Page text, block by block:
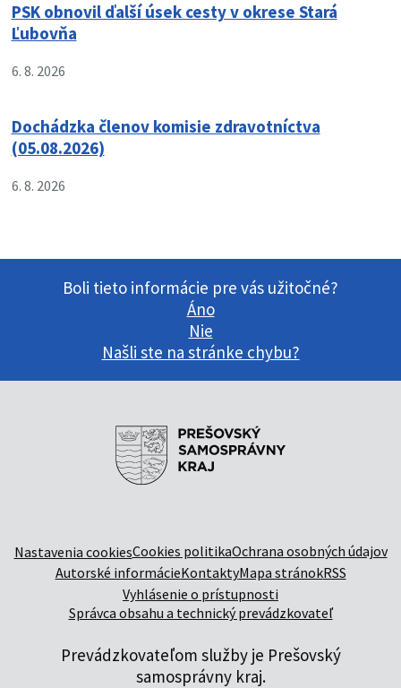
PSK obnovil ďalší úsek cesty v okrese Stará
Ľubovňa
6. 8. 2026
Dochádzka členov komisie zdravotníctva
(05.08.2026)
6. 8. 2026
Boli tieto informácie pre vás užitočné?
Áno
Nie
Našli ste na stránke chybu?
Nastavenia cookiesCookies politikaOchrana osobných údajov
Autorské informácieKontaktyMapa stránokRSS
Vyhlásenie o prístupnosti
Správca obsahu a technický prevádzkovateľ
Prevádzkovateľom služby je Prešovský
samosprávny kraj.